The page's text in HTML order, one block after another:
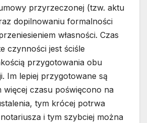
przyrzeczonej (tzw. aktu
dopilnowaniu formalności
własności. Czas
czynności jest ściśle
przygotowania obu
Im lepiej przygotowane są
więcej czasu poświęcono na
tym krócej potrwa
i tym szybciej można